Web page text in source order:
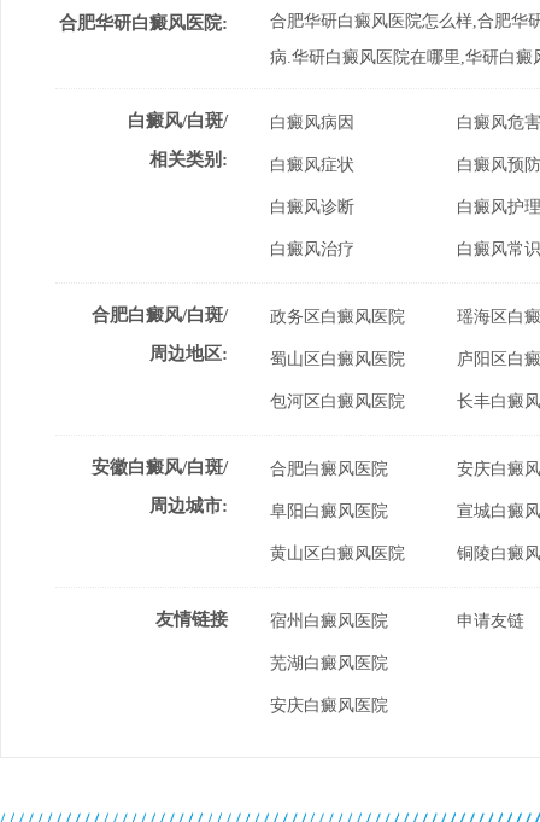
合肥华研白癜风医院:
合肥华研白癜风医院怎么样,合肥华
病.华研白癜风医院在哪里,华研白
白癜风/白斑/
相关类别:
白癜风病因
白癜风症状
白癜风诊断
白癜风治疗
白癜风危害
白癜风预防
白癜风护理
白癜风常识
合肥白癜风/白斑/
周边地区:
政务区白癜风医院
蜀山区白癜风医院
包河区白癜风医院
瑶海区白
庐阳区白
长丰白癜
安徽白癜风/白斑/
周边城市:
合肥白癜风医院
阜阳白癜风医院
黄山区白癜风医院
安庆白癜
宣城白癜
铜陵白癜
友情链接 宿州白癜风医院
芜湖白癜风医院
安庆白癜风医院
申请友链